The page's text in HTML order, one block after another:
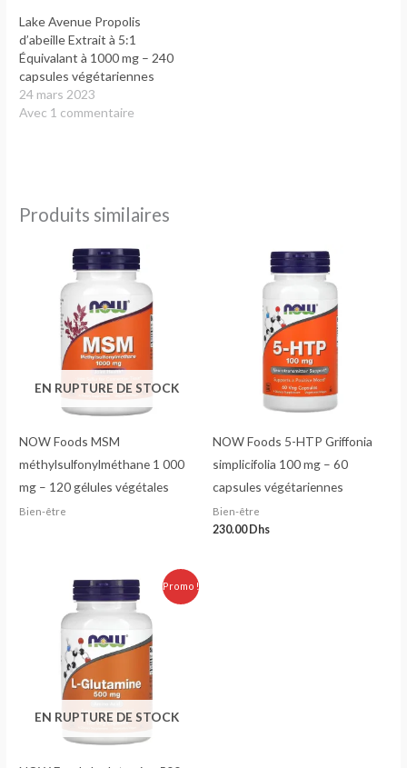
Lake Avenue Propolis
d’abeille Extrait à 5:1
Équivalant à 1000 mg – 240
capsules végétariennes
24 mars 2023
Avec 1 commentaire
Produits similaires
EN RUPTURE DE STOCK
NOW Foods MSM
méthylsulfonylméthane 1 000
mg – 120 gélules végétales
Bien-être
NOW Foods 5-HTP Griffonia
simplicifolia 100 mg – 60
capsules végétariennes
Bien-être
230.00 Dhs
Promo !
EN RUPTURE DE STOCK
Le
prix
initial
était :
270.00 Dhs.
Le
prix
actuel
est :
240.00 Dhs.